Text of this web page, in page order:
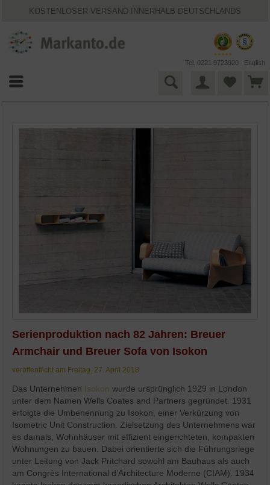
KOSTENLOSER VERSAND INNERHALB DEUTSCHLANDS
BESTPRICE-GARANTIE
Tel. 0221 9723920 English
Serienproduktion nach 82 Jahren: Breuer
Armchair und Breuer Sofa von Isokon
veröffentlicht am Freitag, 27. April 2018
Das Unternehmen Isokon wurde ursprünglich 1929 in London
unter dem Namen Wells Coates and Partners gegründet. 1931
erfolgte die Umbenennung zu Isokon, einer Verkürzung von
Isometric Unit Construction. Zielsetzung des Unternehmens war
es damals, Wohnhäuser mit effizient eingerichteten, kompakten
Wohnungen zu bauen. Dabei orientierte sich die Führungsriege
unter Leitung von Jack Pritchard sowohl am Bauhaus als auch
am Congrès International d’Architecture Moderne (CIAM). 1934